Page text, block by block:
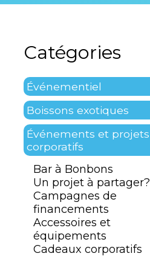
Catégories
Événementiel
Boissons exotiques
Événements et projets
corporatifs
Bar à Bonbons
Un projet à partager?
Campagnes de
financements
Accessoires et
équipements
Cadeaux corporatifs